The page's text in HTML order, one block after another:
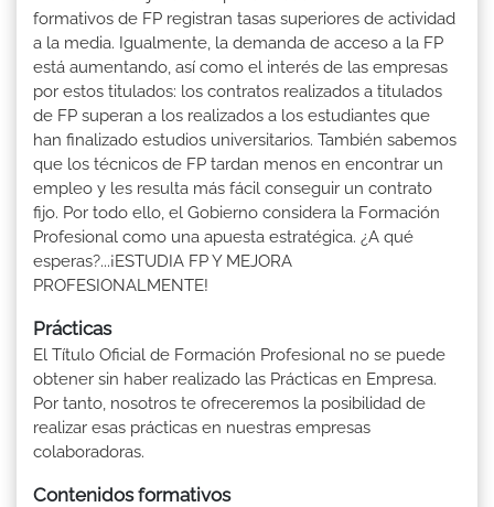
formativos de FP registran tasas superiores de actividad
a la media. Igualmente, la demanda de acceso a la FP
está aumentando, así como el interés de las empresas
por estos titulados: los contratos realizados a titulados
de FP superan a los realizados a los estudiantes que
han finalizado estudios universitarios. También sabemos
que los técnicos de FP tardan menos en encontrar un
empleo y les resulta más fácil conseguir un contrato
fijo. Por todo ello, el Gobierno considera la Formación
Profesional como una apuesta estratégica. ¿A qué
esperas?...¡ESTUDIA FP Y MEJORA
PROFESIONALMENTE!
Prácticas
El Título Oficial de Formación Profesional no se puede
obtener sin haber realizado las Prácticas en Empresa.
Por tanto, nosotros te ofreceremos la posibilidad de
realizar esas prácticas en nuestras empresas
colaboradoras.
Contenidos formativos